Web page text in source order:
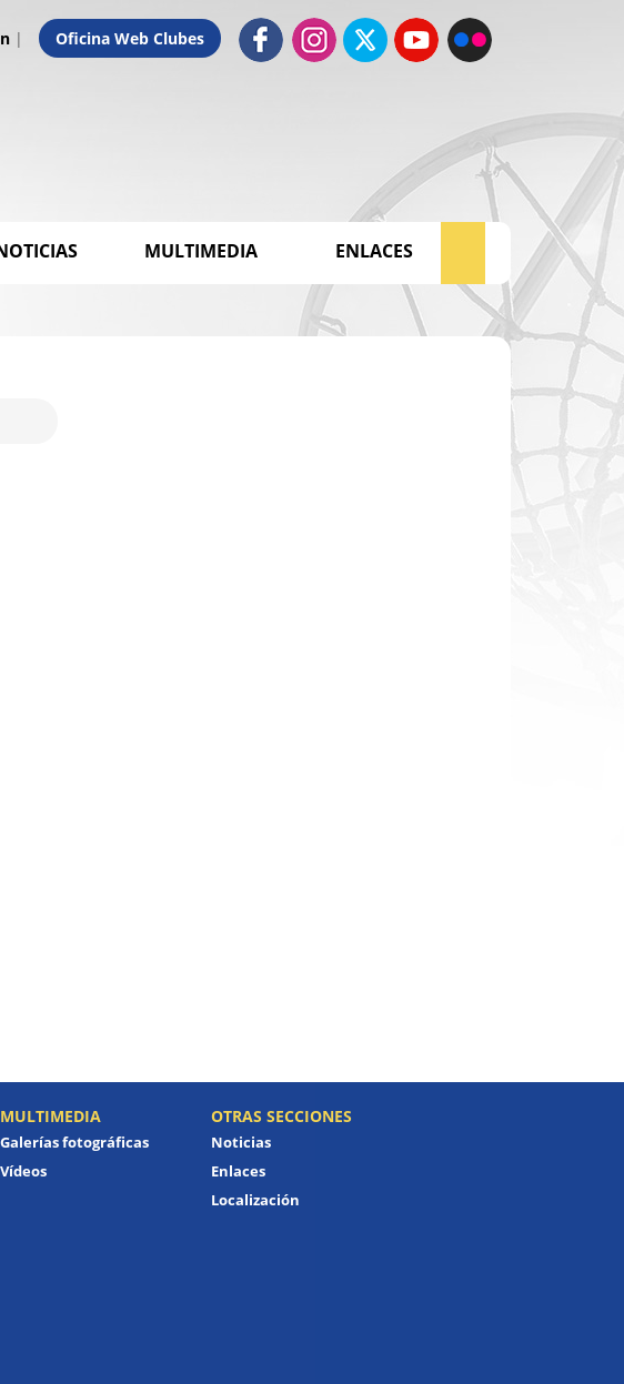
| Oficina Web Clubes
MULTIMEDIA ENLACES
MULTIMEDIA
Galerías fotográficas
Vídeos
OTRAS SECCIONES
Noticias
Enlaces
Localización